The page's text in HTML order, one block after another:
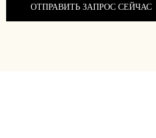
ОТПРАВИТЬ ЗАПРОС СЕЙЧАС